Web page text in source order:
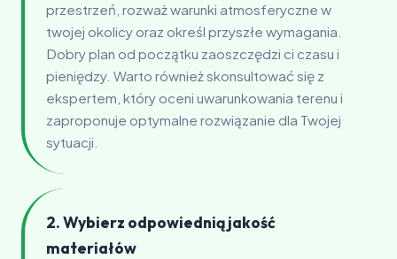
przestrzeń, rozważ warunki atmosferyczne w
twojej okolicy oraz określ przyszłe wymagania.
Dobry plan od początku zaoszczędzi ci czasu i
pieniędzy. Warto również skonsultować się z
ekspertem, który oceni uwarunkowania terenu i
zaproponuje optymalne rozwiązanie dla Twojej
sytuacji.
2. Wybierz odpowiednią jakość
materiałów